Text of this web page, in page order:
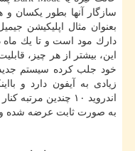
بعنوان مثال اپلیكیشن
دارك مود است و تا یك ماه
خود جلب كرده سیستم
زیادی به آیفون دارد و
اندروید ۱۰ چندین
به صورت ثابت عرضه شده و